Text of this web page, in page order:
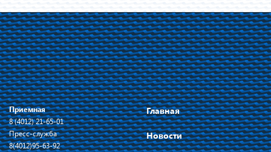
Приемная
8 (4012) 21-65-01
Пресс-служба
8(4012)95-63-92
Главная
Новости